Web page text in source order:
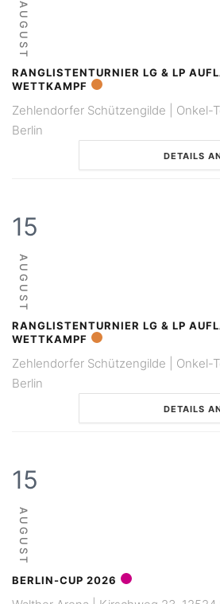
AUGUST
RANGLISTENTURNIER LG & LP
WETTKAMPF
Zehlendorfer Schützengilde | Onkel-
Berlin
DETAILS
15
AUGUST
RANGLISTENTURNIER LG & LP
WETTKAMPF
Zehlendorfer Schützengilde | Onkel-
Berlin
DETAILS
15
AUGUST
BERLIN-CUP 2026